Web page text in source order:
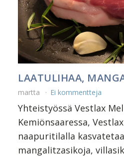
LAATULIHAA,
martta Ei kommentteja
Yhteistyössä Vestlax
Kemiönsaaressa,
naapuritilalla
mangalitzasikoja,